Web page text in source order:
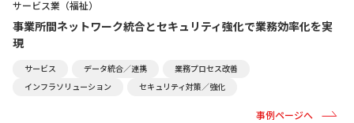
サービス業（福祉）
事業所間ネットワーク統合とセキュリティ強化で業務効率化を実
現
サービス データ統合／連携 業務プロセス改善
インフラソリューション セキュリティ対策／強化
事例ページへ